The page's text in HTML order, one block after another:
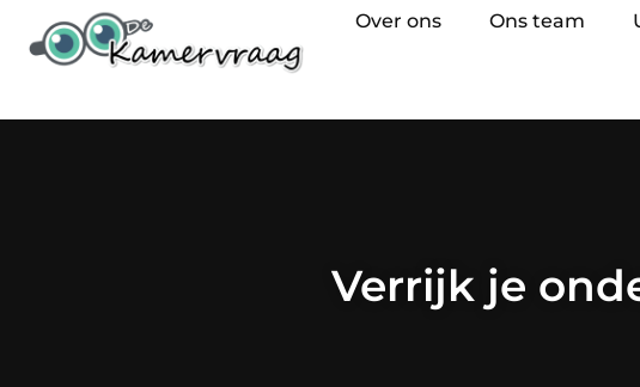
Over ons Ons team
Verrijk je